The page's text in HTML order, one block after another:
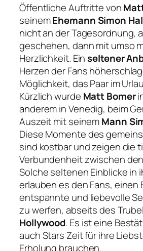
Öffentliche Auftritte von
seinemEhemann Simon
nicht an der Tagesordnung,
geschehen, dann mit umso
Herzlichkeit. Einseltener
Herzen der Fans
Möglichkeit, das Paar im
Kürzlich wurde Matt Bomer
anderem in Venedig, beim
Auszeit mit seinemMann
Diese Momente des
sind kostbar und zeigen die
Verbundenheit zwischen
Solche seltenen Einblicke in
erlauben es den Fans, einen
entspannte und liebevolle
zu werfen, abseits des
Hollywood. Es ist eine
auch Stars Zeit für ihre
Erholung brauchen.